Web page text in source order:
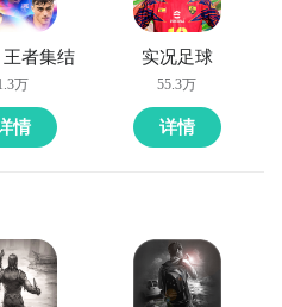
包免费领 官方直播陪你玩
即下载
们可以看到当天所有进行开
即将进行测试的游戏，有
王者集结
万
情
实况足球
55.3万
详情